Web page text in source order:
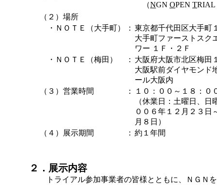
（NGN OPEN TRIAL
（２）場所
・ＮＯＴＥ（大手町）
： 東京都千代田区大手町
大手町ファーストスク
ワー １Ｆ・２Ｆ
・ＮＯＴＥ（梅田）
： 大阪府大阪市北区梅田
大阪駅前ダイヤモンド
ール大阪内
（３）営業時間
：
１０：００～１８：０
（休業日：土曜日、日
００６年１２月２３日
月８日）
（４）展示期間
： 約１年間
２．展示内容
トライアル参加事業者の皆様とともに、ＮＧＮ